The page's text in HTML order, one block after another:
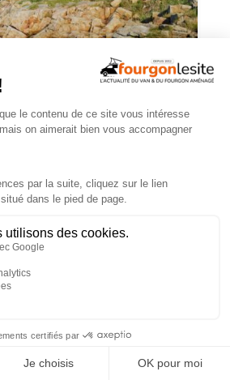
746 : la conquête
UN AMÉNAGEUR
VOUS !
de l'aménagement de vans
partout en France !
Aménageurs